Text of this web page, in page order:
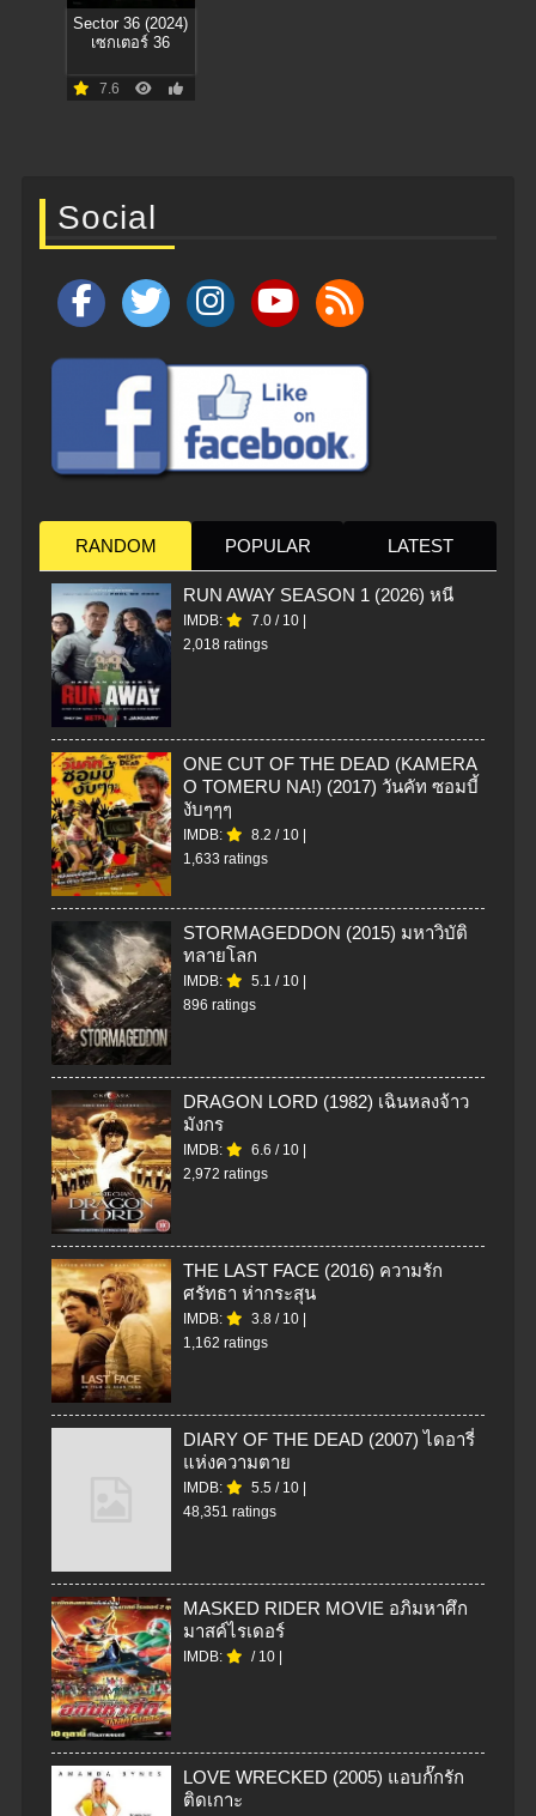
Sector 36 (2024)
เซกเตอร์ 36
7.6
Social
RANDOM POPULAR LATEST
RUN AWAY SEASON 1 (2026) หนี
IMDB: 7.0 / 10 |
2,018 ratings
ONE CUT OF THE DEAD (KAMERA
O TOMERU NA!) (2017) วันคัท ซอมบี้
งับๆๆๆ
IMDB: 8.2 / 10 |
1,633 ratings
STORMAGEDDON (2015) มหาวิบัติ
ทลายโลก
IMDB: 5.1 / 10 |
896 ratings
DRAGON LORD (1982) เฉินหลงจ้าว
มังกร
IMDB: 6.6 / 10 |
2,972 ratings
THE LAST FACE (2016) ความรัก
ศรัทธา ห่ากระสุน
IMDB: 3.8 / 10 |
1,162 ratings
DIARY OF THE DEAD (2007) ไดอารี่
แห่งความตาย
IMDB: 5.5 / 10 |
48,351 ratings
MASKED RIDER MOVIE อภิมหาศึก
มาสค์ไรเดอร์
IMDB: / 10 |
LOVE WRECKED (2005) แอบกั๊กรัก
ติดเกาะ